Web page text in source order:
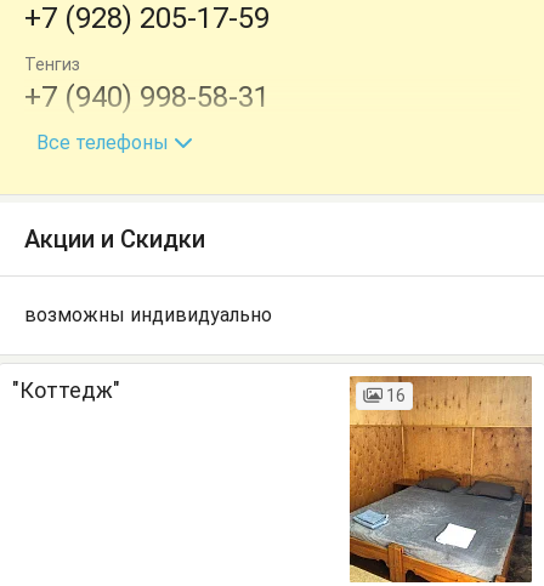
+7 (928) 205-17-59
Тенгиз
+7 (940) 998-58-31
Тенгиз
Все телефоны
Акции и Скидки
возможны индивидуально
"Коттедж" 16